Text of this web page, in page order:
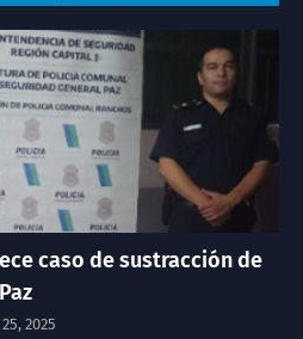
caso de sustracción de
2025